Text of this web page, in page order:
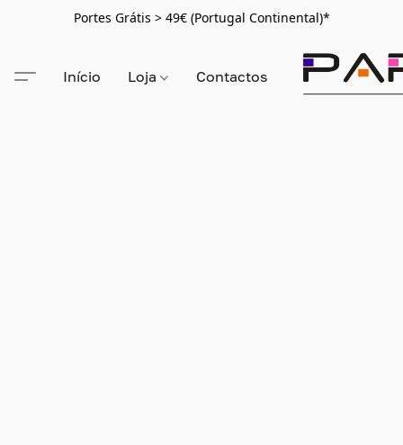
Portes Grátis > 49€ (Portugal Continental)*
Início Loja Contactos